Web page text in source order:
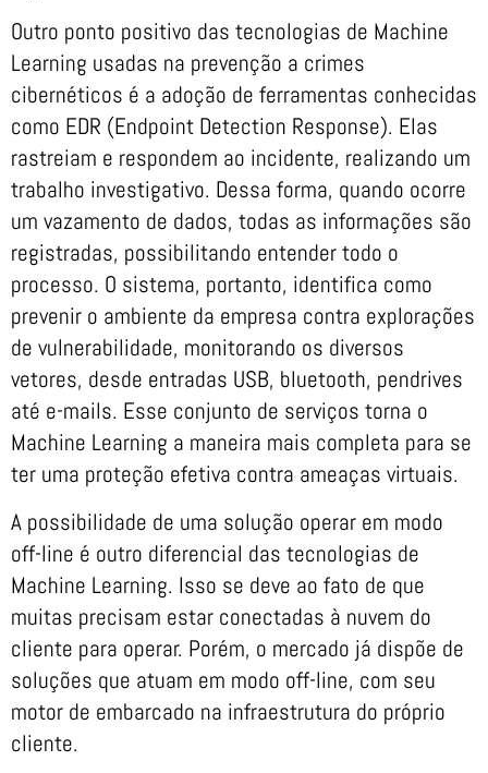
Outro ponto positivo das tecnologias de Machine
Learning usadas na prevenção a crimes
cibernéticos é a adoção de ferramentas conhecidas
como EDR (Endpoint Detection Response). Elas
rastreiam e respondem ao incidente, realizando um
trabalho investigativo. Dessa forma, quando ocorre
um vazamento de dados, todas as informações são
registradas, possibilitando entender todo o
processo. O sistema, portanto, identifica como
prevenir o ambiente da empresa contra explorações
de vulnerabilidade, monitorando os diversos
vetores, desde entradas USB, bluetooth, pendrives
até e-mails. Esse conjunto de serviços torna o
Machine Learning a maneira mais completa para se
ter uma proteção efetiva contra ameaças virtuais.
A possibilidade de uma solução operar em modo
off-line é outro diferencial das tecnologias de
Machine Learning. Isso se deve ao fato de que
muitas precisam estar conectadas à nuvem do
cliente para operar. Porém, o mercado já dispõe de
soluções que atuam em modo off-line, com seu
motor de embarcado na infraestrutura do próprio
cliente.